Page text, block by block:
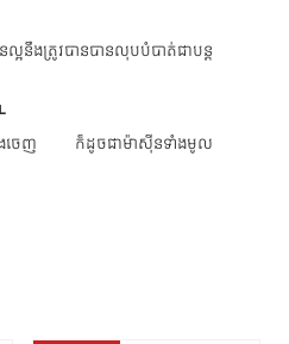
នឹងត្រូវបានបានលុបបំបាត់ជាបន្ត
រងចេញ ក៏ដូចជាម៉ាស៊ីនទាំងមូល